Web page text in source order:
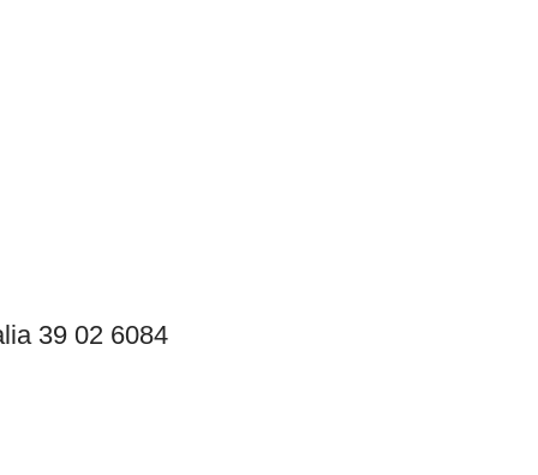
39 02 6084